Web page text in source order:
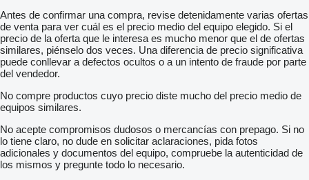
Antes de confirmar una compra, revise detenidamente varias ofertas
de venta para ver cuál es el precio medio del equipo elegido. Si el
precio de la oferta que le interesa es mucho menor que el de ofertas
similares, piénselo dos veces. Una diferencia de precio significativa
puede conllevar a defectos ocultos o a un intento de fraude por parte
del vendedor.
No compre productos cuyo precio diste mucho del precio medio de
equipos similares.
No acepte compromisos dudosos o mercancías con prepago. Si no
lo tiene claro, no dude en solicitar aclaraciones, pida fotos
adicionales y documentos del equipo, compruebe la autenticidad de
los mismos y pregunte todo lo necesario.